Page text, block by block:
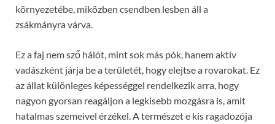
környezetébe, miközben csendben lesben áll a
zsákmányra várva.
Ez a faj nem sző hálót, mint sok más pók, hanem aktív
vadászként járja be a területét, hogy elejtse a rovarokat. Ez
az állat különleges képességgel rendelkezik arra, hogy
nagyon gyorsan reagáljon a legkisebb mozgásra is, amit
hatalmas szemeivel érzékel. A természet e kis ragadozója